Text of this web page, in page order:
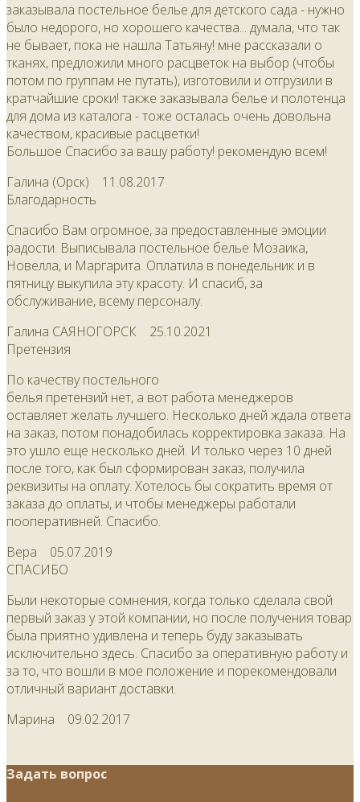
заказывала постельное белье для детского сада - нужно
было недорого, но хорошего качества... думала, что так
не бывает, пока не нашла Татьяну! мне рассказали о
тканях, предложили много расцветок на выбор (чтобы
потом по группам не путать), изготовили и отгрузили в
кратчайшие сроки! также заказывала белье и полотенца
для дома из каталога - тоже осталась очень довольна
качеством, красивые расцветки!
Большое Спасибо за вашу работу! рекомендую всем!
Галина (Орск) 11.08.2017
Благодарность
Спасибо Вам огромное, за предоставленные эмоции
радости. Выписывала постельное белье Мозаика,
Новелла, и Маргарита. Оплатила в понедельник и в
пятницу выкупила эту красоту. И спасиб, за
обслуживание, всему персоналу.
Галина САЯНОГОРСК 25.10.2021
Претензия
По качеству постельного
белья претензий нет, а вот работа менеджеров
оставляет желать лучшего. Несколько дней ждала ответа
на заказ, потом понадобилась корректировка заказа. На
это ушло еще несколько дней. И только через 10 дней
после того, как был сформирован заказ, получила
реквизиты на оплату. Хотелось бы сократить время от
заказа до оплаты, и чтобы менеджеры работали
пооперативней. Спасибо.
Вера 05.07.2019
СПАСИБО
Были некоторые сомнения, когда только сделала свой
первый заказ у этой компании, но после получения товар
была приятно удивлена и теперь буду заказывать
исключительно здесь. Спасибо за оперативную работу и
за то, что вошли в мое положение и порекомендовали
отличный вариант доставки.
Марина 09.02.2017
Задать вопрос